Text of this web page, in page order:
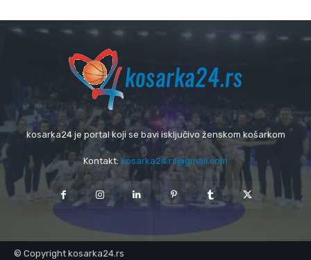
kosarka24 je portal koji se bavi isključivo ženskom košarkom
Kontakt: kosarka24.rs@gmail.com
© Copyright kosarka24.rs